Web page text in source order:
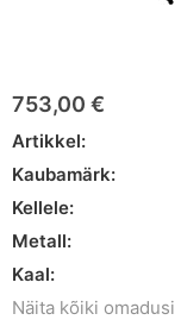
753,00 €
Artikkel:
Kaubamärk:
Kellele:
Metall:
Kaal:
Näita kõiki omadusi